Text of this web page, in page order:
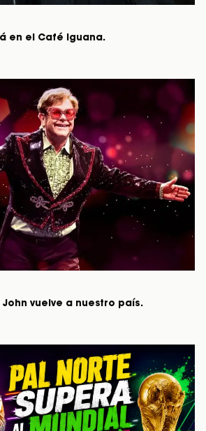
en el Café Iguana.
John vuelve a nuestro país.